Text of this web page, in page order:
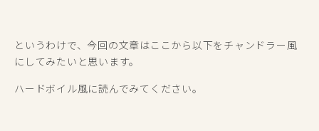
というわけで、今回の文章はここから以下をチャンドラー風
にしてみたいと思います。
ハードボイル風に読んでみてください。